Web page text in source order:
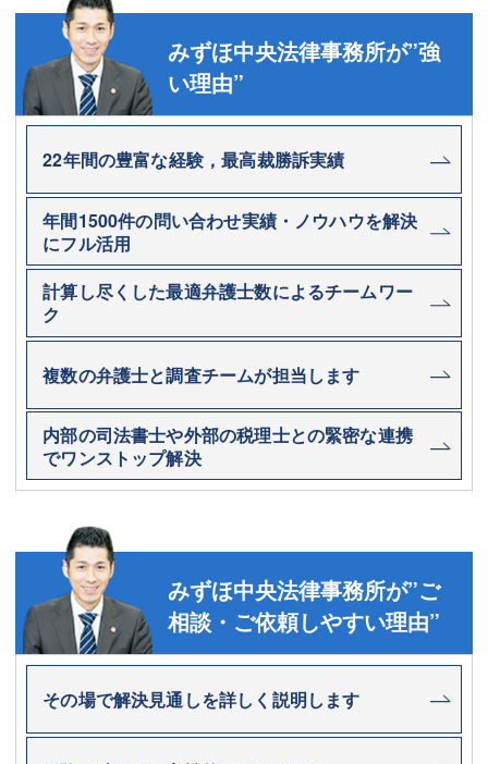
みずほ中央法律事務所が”強
い理由”
22年間の豊富な経験，最高裁勝訴実績
年間1500件の問い合わせ実績・ノウハウを解決
にフル活用
計算し尽くした最適弁護士数によるチームワー
ク
複数の弁護士と調査チームが担当します
内部の司法書士や外部の税理士との緊密な連携
でワンストップ解決
みずほ中央法律事務所が”ご
相談・ご依頼しやすい理由”
その場で解決見通しを詳しく説明します